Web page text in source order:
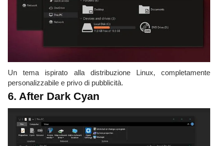
Un tema ispirato alla distribuzione Linux, completamente
personalizzabile e privo di pubblicità.
6. After Dark Cyan